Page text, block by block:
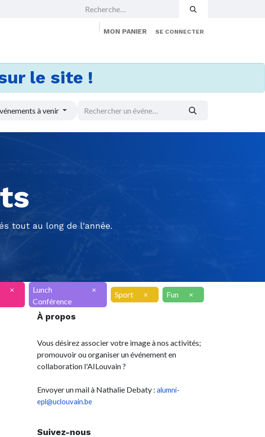
MON PANIER SE CONNECTER
le site !
à venir
tout au long de l'année.
×
Lunch
Conférence
×
Sport × Fun ×
À propos
Vous désirez associer votre image à nos activités;
promouvoir ou organiser un événement en
collaboration l'AILouvain ?
Envoyer un mail à Nathalie Debaty : alumni-
epl@uclouvain.be
Suivez-nous